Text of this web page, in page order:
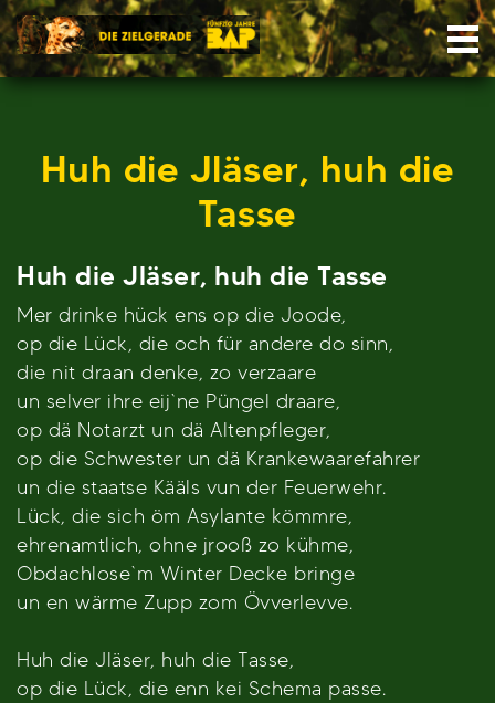
Skip
to
content
Huh die Jläser, huh die
Tasse
Huh die Jläser, huh die Tasse
Mer drinke hück ens op die Joode,
op die Lück, die och für andere do sinn,
die nit draan denke, zo verzaare
un selver ihre eij`ne Püngel draare,
op dä Notarzt un dä Altenpfleger,
op die Schwester un dä Krankewaarefahrer
un die staatse Kääls vun der Feuerwehr.
Lück, die sich öm Asylante kömmre,
ehrenamtlich, ohne jrooß zo kühme,
Obdachlose`m Winter Decke bringe
un en wärme Zupp zom Övverlevve.
Huh die Jläser, huh die Tasse,
op die Lück, die enn kei Schema passe.